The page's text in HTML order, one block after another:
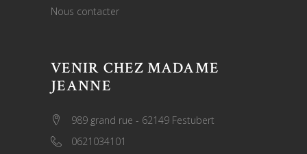
Nous contacter
VENIR CHEZ MADAME
JEANNE
989 grand rue - 62149 Festubert
0621034101